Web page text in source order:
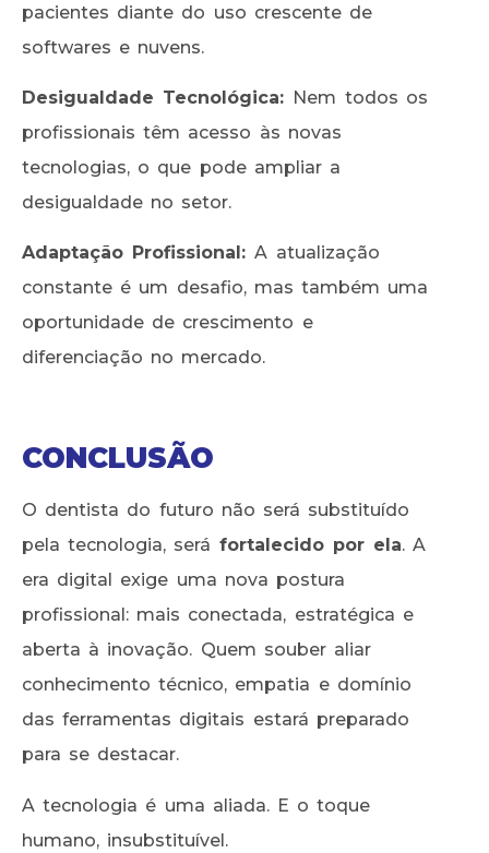
pacientes diante do uso crescente de
softwares e nuvens.
Desigualdade Tecnológica: Nem todos os
profissionais têm acesso às novas
tecnologias, o que pode ampliar a
desigualdade no setor.
Adaptação Profissional:A atualização
constante é um desafio, mas também uma
oportunidade de crescimento e
diferenciação no mercado.
CONCLUSÃO
O dentista do futuro não será substituído
pela tecnologia, será fortalecido por ela. A
era digital exige uma nova postura
profissional: mais conectada, estratégica e
aberta à inovação. Quem souber aliar
conhecimento técnico, empatia e domínio
das ferramentas digitais estará preparado
para se destacar.
A tecnologia é uma aliada. E o toque
humano, insubstituível.